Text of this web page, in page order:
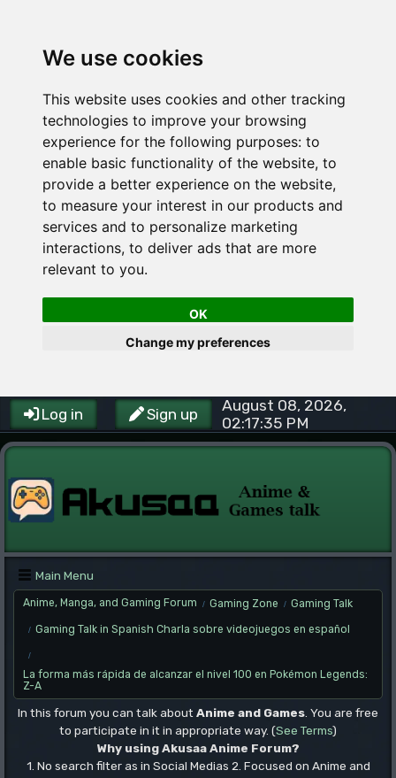
We use cookies
This website uses cookies and other tracking
technologies to improve your browsing
experience for the following purposes: to
enable basic functionality of the website, to
provide a better experience on the website,
to measure your interest in our products and
services and to personalize marketing
interactions, to deliver ads that are more
relevant to you.
OK
Change my preferences
Log in Sign up
August 08, 2026,
02:17:35 PM
Main Menu
Anime, Manga, and Gaming Forum / Gaming Zone / Gaming Talk
/ Gaming Talk in Spanish Charla sobre videojuegos en español
/
La forma más rápida de alcanzar el nivel 100 en Pokémon Legends:
Z-A
In this forum you can talk about Anime and Games . You are free
to participate in it in appropriate way. (See Terms)
Why using Akusaa Anime Forum?
1. No search filter as in Social Medias 2. Focused on Anime and